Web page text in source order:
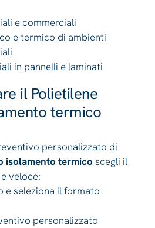
e commerciali
e termico di ambienti
in pannelli e laminati
il Polietilene
termico
personalizzato di
isolamento termico scegli il
veloce:
e seleziona il formato
personalizzato